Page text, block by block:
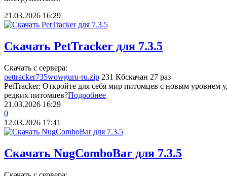
21.03.2026 16:29
Скачать PetTracker для 7.3.5
Скачать с сервера:
pettracker735wowguru-ru.zip 231 Кбскачан 27 раз
PetTracker: Откройте для себя мир питомцев с новым уровнем
редких питомцев?Подробнее
21.03.2026 16:29
0
12.03.2026 17:41
Скачать NugComboBar для 7.3.5